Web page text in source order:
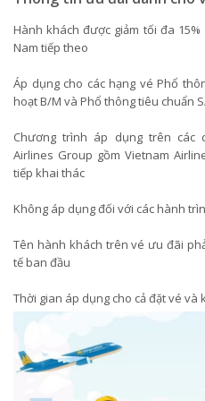
Hành khách được giảm tối đa
Nam tiếp theo
Áp dụng cho các hạng vé Phổ
hoạt B/M và Phổ thông tiêu chuẩn
Chương trình áp dụng trên các
Airlines Group gồm Vietnam
tiếp khai thác
Không áp dụng đối với các hành
Tên hành khách trên vé ưu đãi
tế ban đầu
Thời gian áp dụng cho cả đặt vé